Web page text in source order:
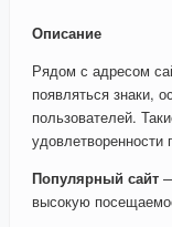
Описание
Рядом с адресом
появляться знаки,
пользователей.
удовлетворенности
Популярный сайт
высокую